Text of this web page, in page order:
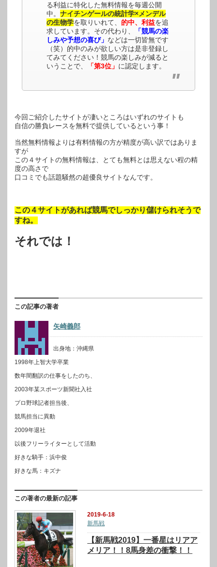
る利益に特化した無料情報を毎週公開
中。 ナイチンゲールの統計学×メンデル
の生物学を取りいれて、 的中、利益を追
求しています。その代わり、
「競馬の楽
しみや予想の喜び」 などは一切皆無です
（笑）的中のみが欲しい方は是非登録し
てみてください！競馬の楽しみが減ると
いうことで、
「第3位」 に認定します。
今回ご紹介したサイトが凄いところはいずれのサイトも
自信の勝負レースを無料で提供しているという事！
当然無料情報よりは有料情報の方が精度が高い訳ではありま
すが
この４サイトの無料情報は、とても無料とは思えない程の精
度の高さで
口コミでも話題騒然の超優良サイトなんです。
この４サイトがあれば競馬でしっかり儲けられそうで
すね。
それでは！
この記事の著者
矢崎義郎
出身地：沖縄県
1998年上智大学卒業
数年間翻訳の仕事をしたのち、
2003年某スポーツ新聞社入社
プロ野球記者担当後、
競馬担当に異動
2009年退社
以後フリーライターとして活動
好きな騎手：浜中俊
好きな馬：キズナ
この著者の最新の記事
2019-6-18
新馬戦
【新馬戦2019】一番星はリアア
メリア！！8馬身差の衝撃！！